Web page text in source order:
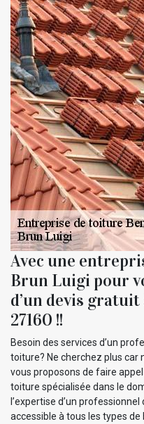
Avec une
Brun Luigi pour
d’un devis
27160 !!
Besoin des services d’un
toiture? Ne cherchez plus car
vous proposons de faire
toiture spécialisée dans le
l’expertise d’un
accessible à tous les types